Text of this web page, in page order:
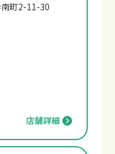
町2-11-30
店舗詳細